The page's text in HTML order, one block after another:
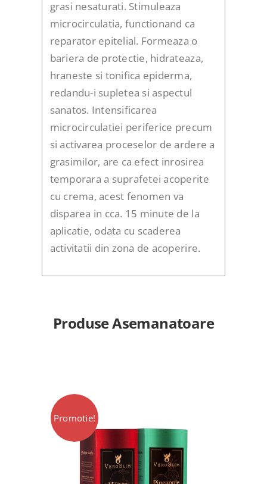
grasi nesaturati. Stimuleaza
microcirculatia, functionand ca
reparator epitelial. Formeaza o
bariera de protectie, hidrateaza,
hraneste si tonifica epiderma,
redandu-i supletea si aspectul
sanatos. Intensificarea
microcirculatiei periferice precum
si activarea proceselor de ardere a
grasimilor, are ca efect inrosirea
temporara a suprafetei acoperite
cu crema, acest fenomen va
disparea in cca. 15 minute de la
aplicatie, odata cu scaderea
activitatii din zona de acoperire.
Produse Asemanatoare
Promotie!